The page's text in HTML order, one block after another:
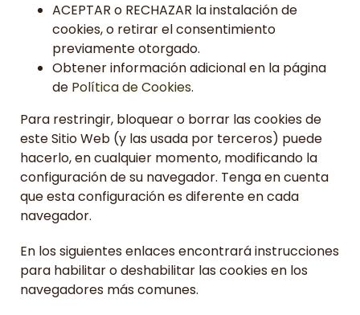
ACEPTAR o RECHAZAR la instalación de
cookies, o retirar el consentimiento
previamente otorgado.
Obtener información adicional en la página
de Política de Cookies.
Para restringir, bloquear o borrar las cookies de
este Sitio Web (y las usada por terceros) puede
hacerlo, en cualquier momento, modificando la
configuración de su navegador. Tenga en cuenta
que esta configuración es diferente en cada
navegador.
En los siguientes enlaces encontrará instrucciones
para habilitar o deshabilitar las cookies en los
navegadores más comunes.